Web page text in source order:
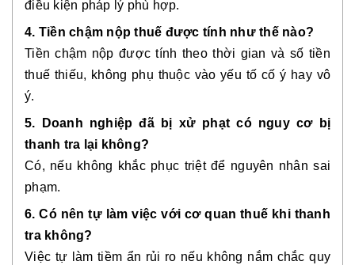
điều kiện pháp lý phù hợp.
4. Tiền chậm nộp thuế được tính như thế nào?
Tiền chậm nộp được tính theo thời gian và số tiền
thuế thiếu, không phụ thuộc vào yếu tố cố ý hay vô
ý.
5. Doanh nghiệp đã bị xử phạt có nguy cơ bị
thanh tra lại không?
Có, nếu không khắc phục triệt để nguyên nhân sai
phạm.
6. Có nên tự làm việc với cơ quan thuế khi thanh
tra không?
Việc tự làm tiềm ẩn rủi ro nếu không nắm chắc quy